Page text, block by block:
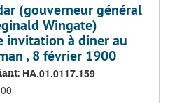
(gouverneur général
Wingate)
invitation à diner au
, 8 février 1900
HA.01.0117.159